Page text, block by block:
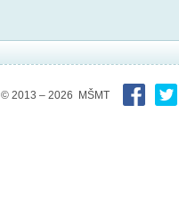
© 2013 – 2026 MŠMT